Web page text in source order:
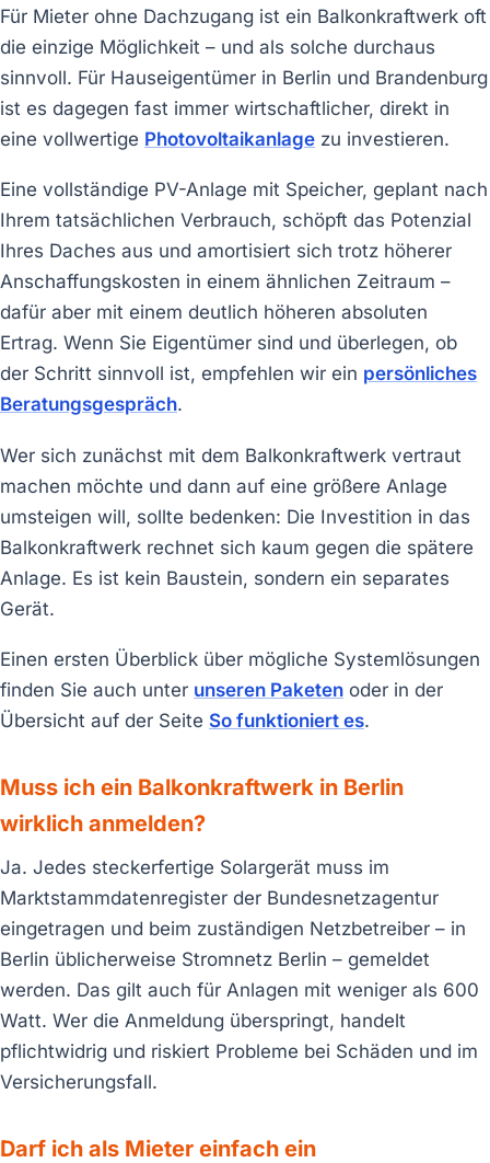
Für Mieter ohne Dachzugang ist ein Balkonkraftwerk oft
die einzige Möglichkeit – und als solche durchaus
sinnvoll. Für Hauseigentümer in Berlin und Brandenburg
ist es dagegen fast immer wirtschaftlicher, direkt in
eine vollwertige Photovoltaikanlage zu investieren.
Eine vollständige PV-Anlage mit Speicher, geplant nach
Ihrem tatsächlichen Verbrauch, schöpft das Potenzial
Ihres Daches aus und amortisiert sich trotz höherer
Anschaffungskosten in einem ähnlichen Zeitraum –
dafür aber mit einem deutlich höheren absoluten
Ertrag. Wenn Sie Eigentümer sind und überlegen, ob
der Schritt sinnvoll ist, empfehlen wir ein persönliches
Beratungsgespräch.
Wer sich zunächst mit dem Balkonkraftwerk vertraut
machen möchte und dann auf eine größere Anlage
umsteigen will, sollte bedenken: Die Investition in das
Balkonkraftwerk rechnet sich kaum gegen die spätere
Anlage. Es ist kein Baustein, sondern ein separates
Gerät.
Einen ersten Überblick über mögliche Systemlösungen
finden Sie auch unter unseren Paketen oder in der
Übersicht auf der Seite So funktioniert es.
Muss ich ein Balkonkraftwerk in Berlin
wirklich anmelden?
Ja. Jedes steckerfertige Solargerät muss im
Marktstammdatenregister der Bundesnetzagentur
eingetragen und beim zuständigen Netzbetreiber – in
Berlin üblicherweise Stromnetz Berlin – gemeldet
werden. Das gilt auch für Anlagen mit weniger als 600
Watt. Wer die Anmeldung überspringt, handelt
pflichtwidrig und riskiert Probleme bei Schäden und im
Versicherungsfall.
Darf ich als Mieter einfach ein